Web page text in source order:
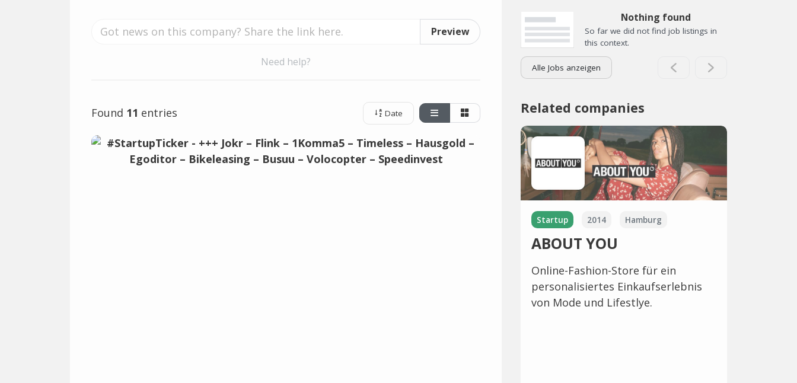
Preview
Need help?
Found 11 entries Date
Nothing found
So far we did not find job listings in
this context.
Alle Jobs anzeigen
Related companies
Startup 2014 Hamburg
ABOUT YOU
Online-Fashion-Store für ein
personalisiertes Einkaufserlebnis
von Mode und Lifestlye.